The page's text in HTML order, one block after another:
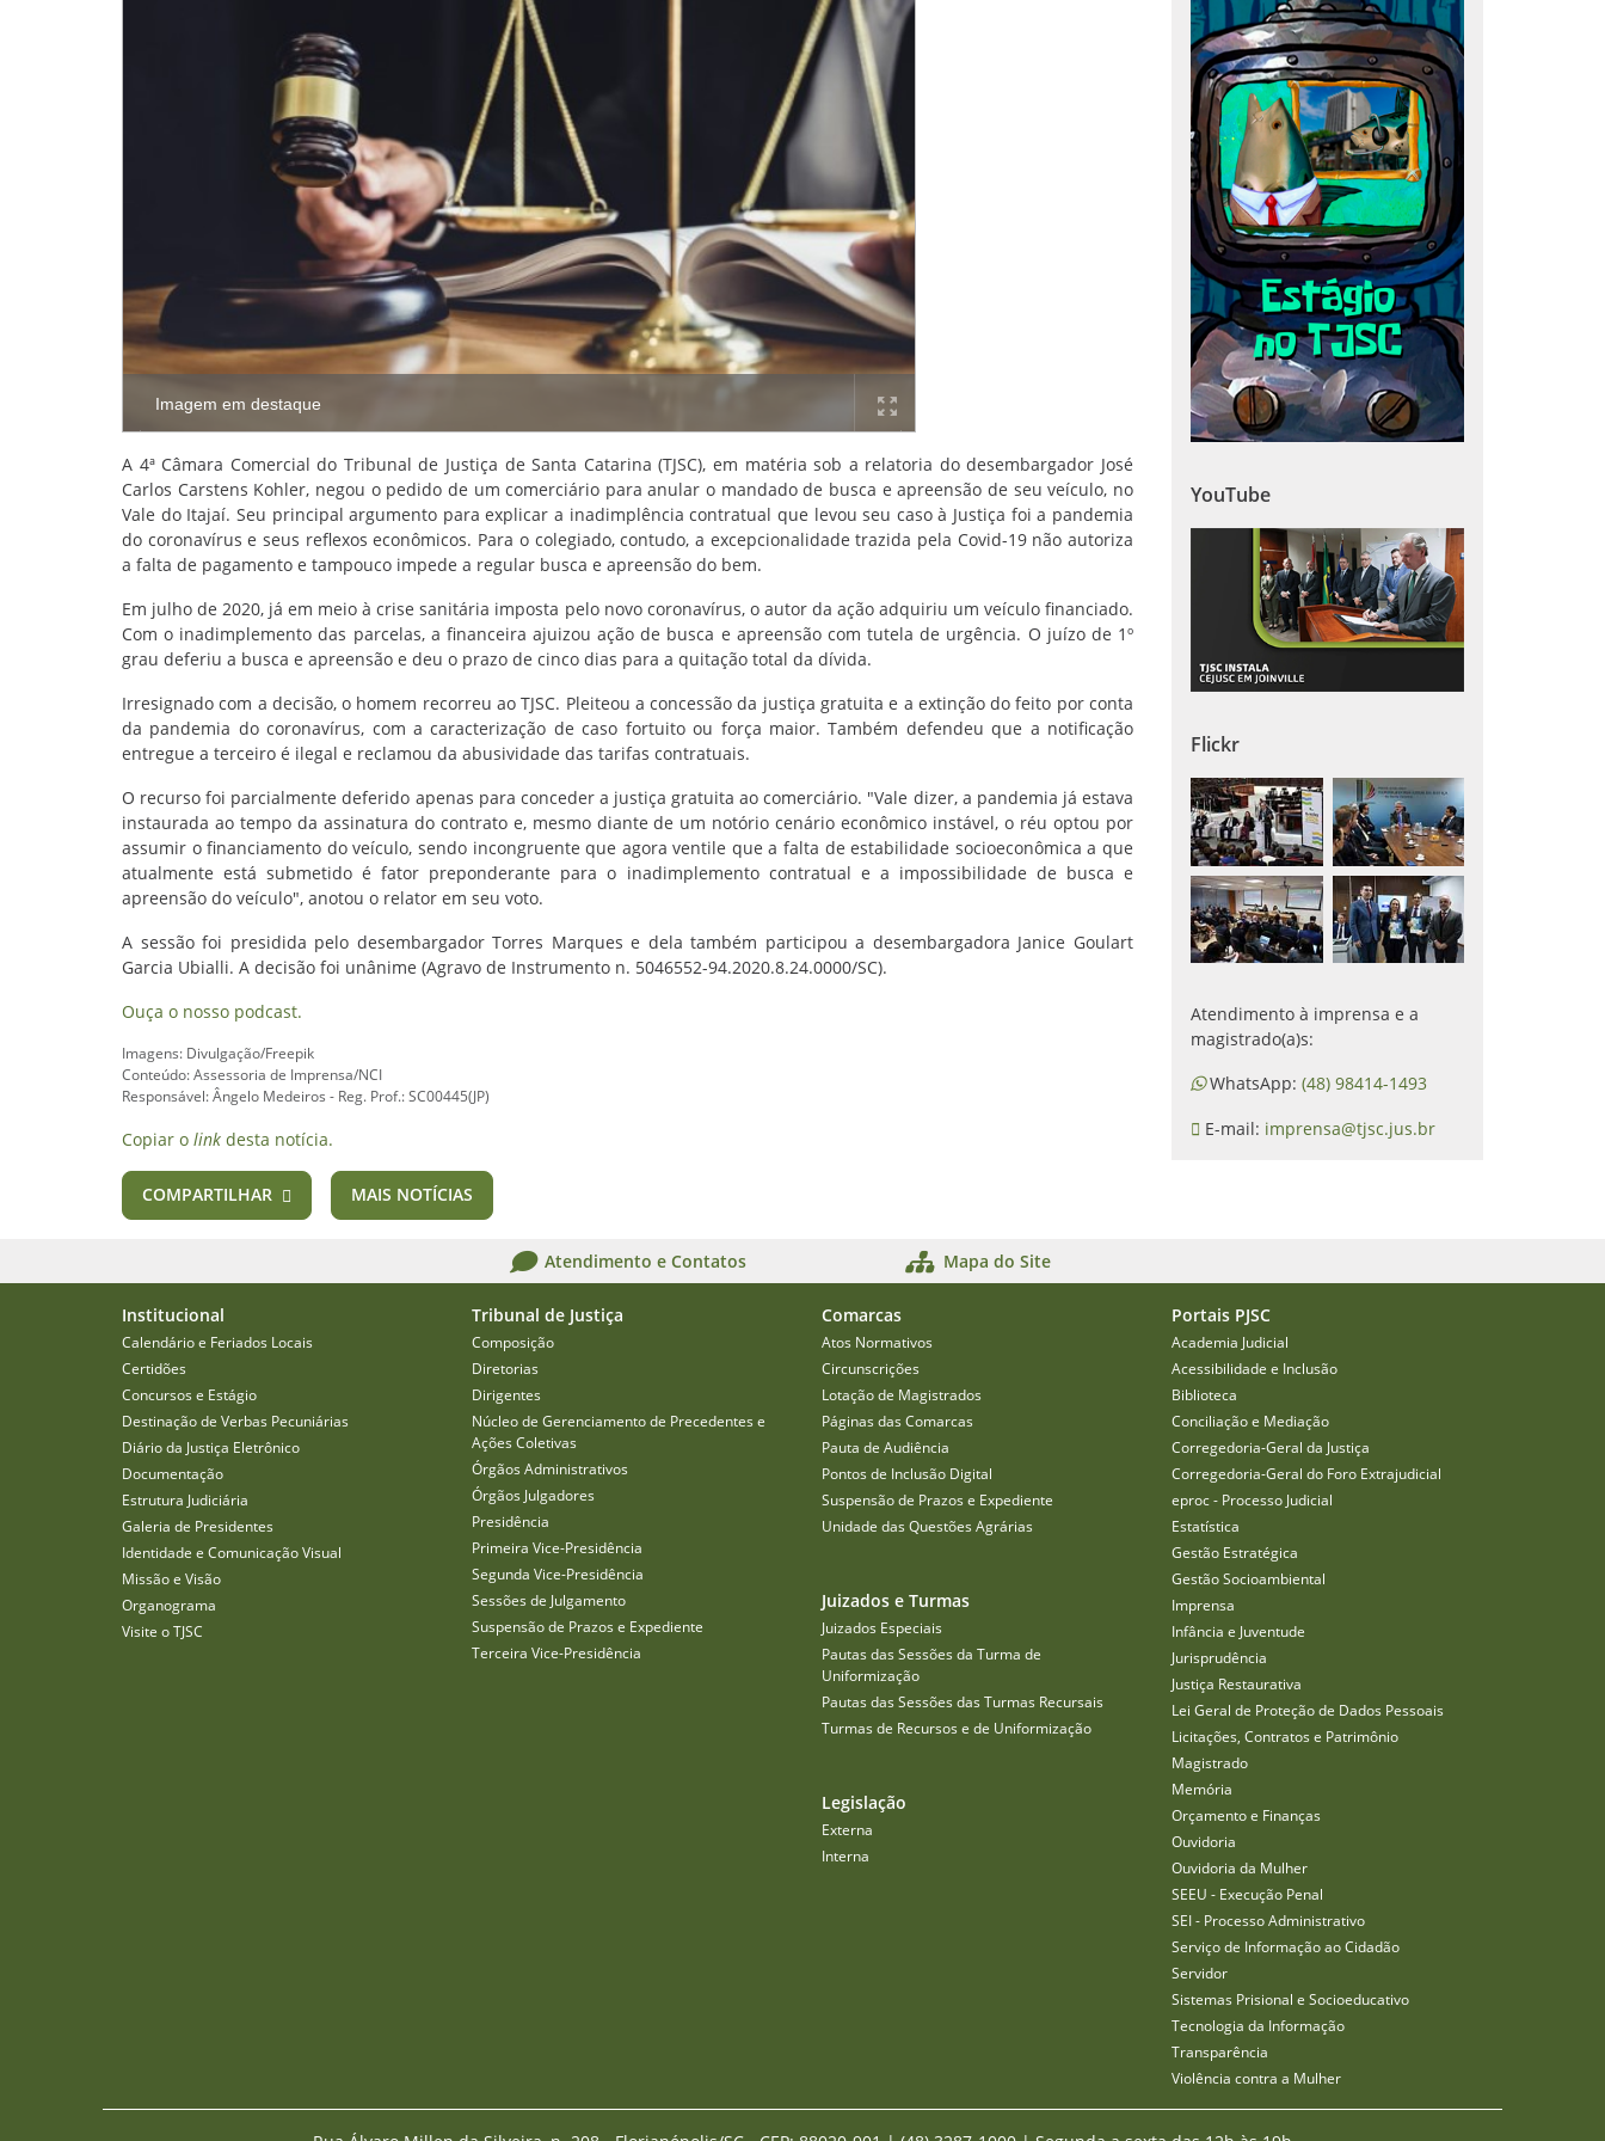
Imagem em destaque
A 4ª Câmara Comercial do Tribunal de Justiça de Santa Catarina (TJSC), em matéria sob a relatoria do desembargador José
Carlos Carstens Kohler, negou o pedido de um comerciário para anular o mandado de busca e apreensão de seu veículo, no
Vale do Itajaí. Seu principal argumento para explicar a inadimplência contratual que levou seu caso à Justiça foi a pandemia
do coronavírus e seus reflexos econômicos. Para o colegiado, contudo, a excepcionalidade trazida pela Covid-19 não autoriza
a falta de pagamento e tampouco impede a regular busca e apreensão do bem.
Em julho de 2020, já em meio à crise sanitária imposta pelo novo coronavírus, o autor da ação adquiriu um veículo financiado.
Com o inadimplemento das parcelas, a financeira ajuizou ação de busca e apreensão com tutela de urgência. O juízo de 1º
grau deferiu a busca e apreensão e deu o prazo de cinco dias para a quitação total da dívida.
Irresignado com a decisão, o homem recorreu ao TJSC. Pleiteou a concessão da justiça gratuita e a extinção do feito por conta
da pandemia do coronavírus, com a caracterização de caso fortuito ou força maior. Também defendeu que a notificação
entregue a terceiro é ilegal e reclamou da abusividade das tarifas contratuais.
O recurso foi parcialmente deferido apenas para conceder a justiça gratuita ao comerciário. "Vale dizer, a pandemia já estava
instaurada ao tempo da assinatura do contrato e, mesmo diante de um notório cenário econômico instável, o réu optou por
assumir o financiamento do veículo, sendo incongruente que agora ventile que a falta de estabilidade socioeconômica a que
atualmente está submetido é fator preponderante para o inadimplemento contratual e a impossibilidade de busca e
apreensão do veículo", anotou o relator em seu voto.
A sessão foi presidida pelo desembargador Torres Marques e dela também participou a desembargadora Janice Goulart
Garcia Ubialli. A decisão foi unânime (Agravo de Instrumento n. 5046552-94.2020.8.24.0000/SC).
Ouça o nosso podcast.
Imagens: Divulgação/Freepik
Conteúdo: Assessoria de Imprensa/NCI
Responsável: Ângelo Medeiros - Reg. Prof.: SC00445(JP)
Copiar o link desta notícia.
COMPARTILHAR MAIS NOTÍCIAS
YouTube
Flickr
Atendimento à imprensa e a
magistrado(a)s:
WhatsApp: (48) 98414-1493
E-mail: imprensa@tjsc.jus.br
Atendimento e Contatos Mapa do Site
Institucional
Calendário e Feriados Locais
Certidões
Concursos e Estágio
Destinação de Verbas Pecuniárias
Diário da Justiça Eletrônico
Documentação
Estrutura Judiciária
Galeria de Presidentes
Identidade e Comunicação Visual
Missão e Visão
Organograma
Visite o TJSC
Tribunal de Justiça
Composição
Diretorias
Dirigentes
Núcleo de Gerenciamento de Precedentes e
Ações Coletivas
Órgãos Administrativos
Órgãos Julgadores
Presidência
Primeira Vice-Presidência
Segunda Vice-Presidência
Sessões de Julgamento
Suspensão de Prazos e Expediente
Terceira Vice-Presidência
Comarcas
Atos Normativos
Circunscrições
Lotação de Magistrados
Páginas das Comarcas
Pauta de Audiência
Pontos de Inclusão Digital
Suspensão de Prazos e Expediente
Unidade das Questões Agrárias
Juizados e Turmas
Juizados Especiais
Pautas das Sessões da Turma de
Uniformização
Pautas das Sessões das Turmas Recursais
Turmas de Recursos e de Uniformização
Legislação
Externa
Interna
Portais PJSC
Academia Judicial
Acessibilidade e Inclusão
Biblioteca
Conciliação e Mediação
Corregedoria-Geral da Justiça
Corregedoria-Geral do Foro Extrajudicial
eproc - Processo Judicial
Estatística
Gestão Estratégica
Gestão Socioambiental
Imprensa
Infância e Juventude
Jurisprudência
Justiça Restaurativa
Lei Geral de Proteção de Dados Pessoais
Licitações, Contratos e Patrimônio
Magistrado
Memória
Orçamento e Finanças
Ouvidoria
Ouvidoria da Mulher
SEEU - Execução Penal
SEI - Processo Administrativo
Serviço de Informação ao Cidadão
Servidor
Sistemas Prisional e Socioeducativo
Tecnologia da Informação
Transparência
Violência contra a Mulher